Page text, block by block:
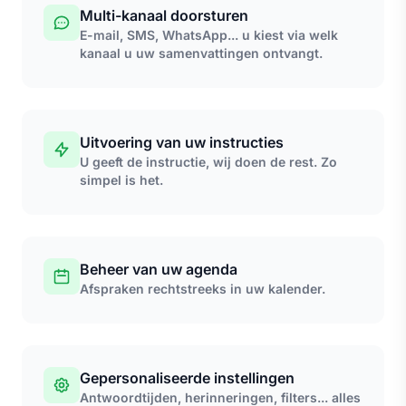
Multi-kanaal doorsturen
E-mail, SMS, WhatsApp... u kiest via welk
kanaal u uw samenvattingen ontvangt.
Uitvoering van uw instructies
U geeft de instructie, wij doen de rest. Zo
simpel is het.
Beheer van uw agenda
Afspraken rechtstreeks in uw kalender.
Gepersonaliseerde instellingen
Antwoordtijden, herinneringen, filters... alles